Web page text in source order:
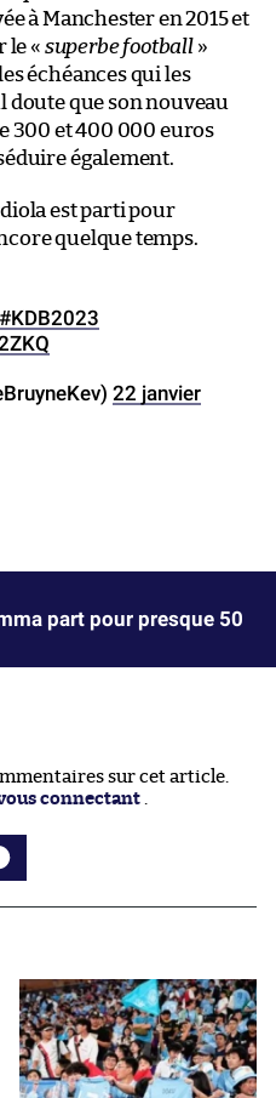
à Manchester en 2015 et
le « superbe football»
échéances qui les
doute que son nouveau
300 et 400 000 euros
également.
est parti pour
quelque temps.
#KDB2023
22 janvier
part pour presque 50
sur cet article.
connectant